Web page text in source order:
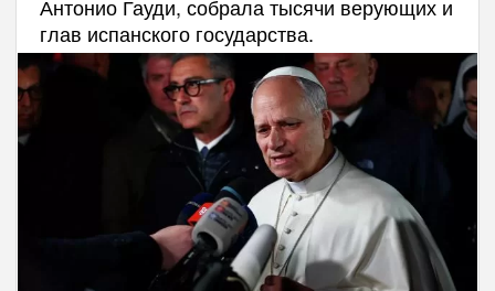
Антонио Гауди, собрала тысячи верующих и
глав испанского государства.